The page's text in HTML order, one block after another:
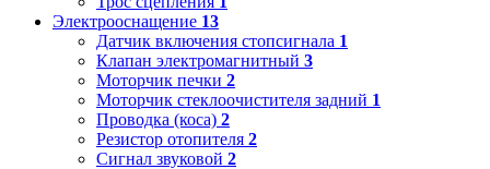
Электрооснащение 13
Датчик включения стопсигнала 1
Клапан электромагнитный 3
Моторчик печки 2
Моторчик стеклоочистителя задний 1
Проводка (коса) 2
Резистор отопителя 2
Сигнал звуковой 2